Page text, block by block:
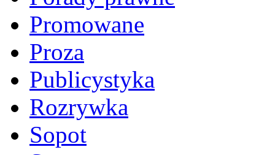
Promowane
Proza
Publicystyka
Rozrywka
Sopot